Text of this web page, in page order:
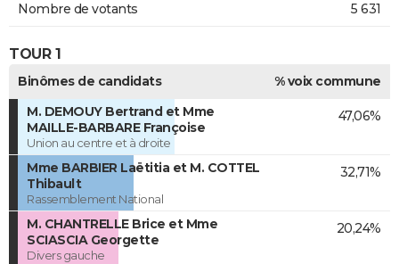
Nombre de votants 5 631
TOUR 1
Binômes de candidats
% voix commune
M. DEMOUY Bertrand et Mme
MAILLE-BARBARE Françoise
Union au centre et à droite
47,06%
Mme BARBIER Laëtitia et M. COTTEL
Thibault
Rassemblement National
32,71%
M. CHANTRELLE Brice et Mme
SCIASCIA Georgette
Divers gauche
20,24%